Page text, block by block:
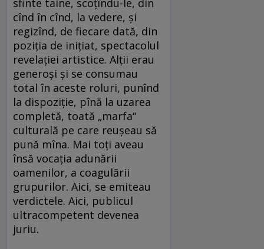
sfinte taine, scoţîndu-le, din
cînd în cînd, la vedere, şi
regizînd, de fiecare dată, din
poziţia de iniţiat, spectacolul
revelaţiei artistice. Alţii erau
generoşi şi se consumau
total în aceste roluri, punînd
la dispoziţie, pînă la uzarea
completă, toată „marfa“
culturală pe care reuşeau să
pună mîna. Mai toţi aveau
însă vocaţia adunării
oamenilor, a coagulării
grupurilor. Aici, se emiteau
verdictele. Aici, publicul
ultracompetent devenea
juriu.